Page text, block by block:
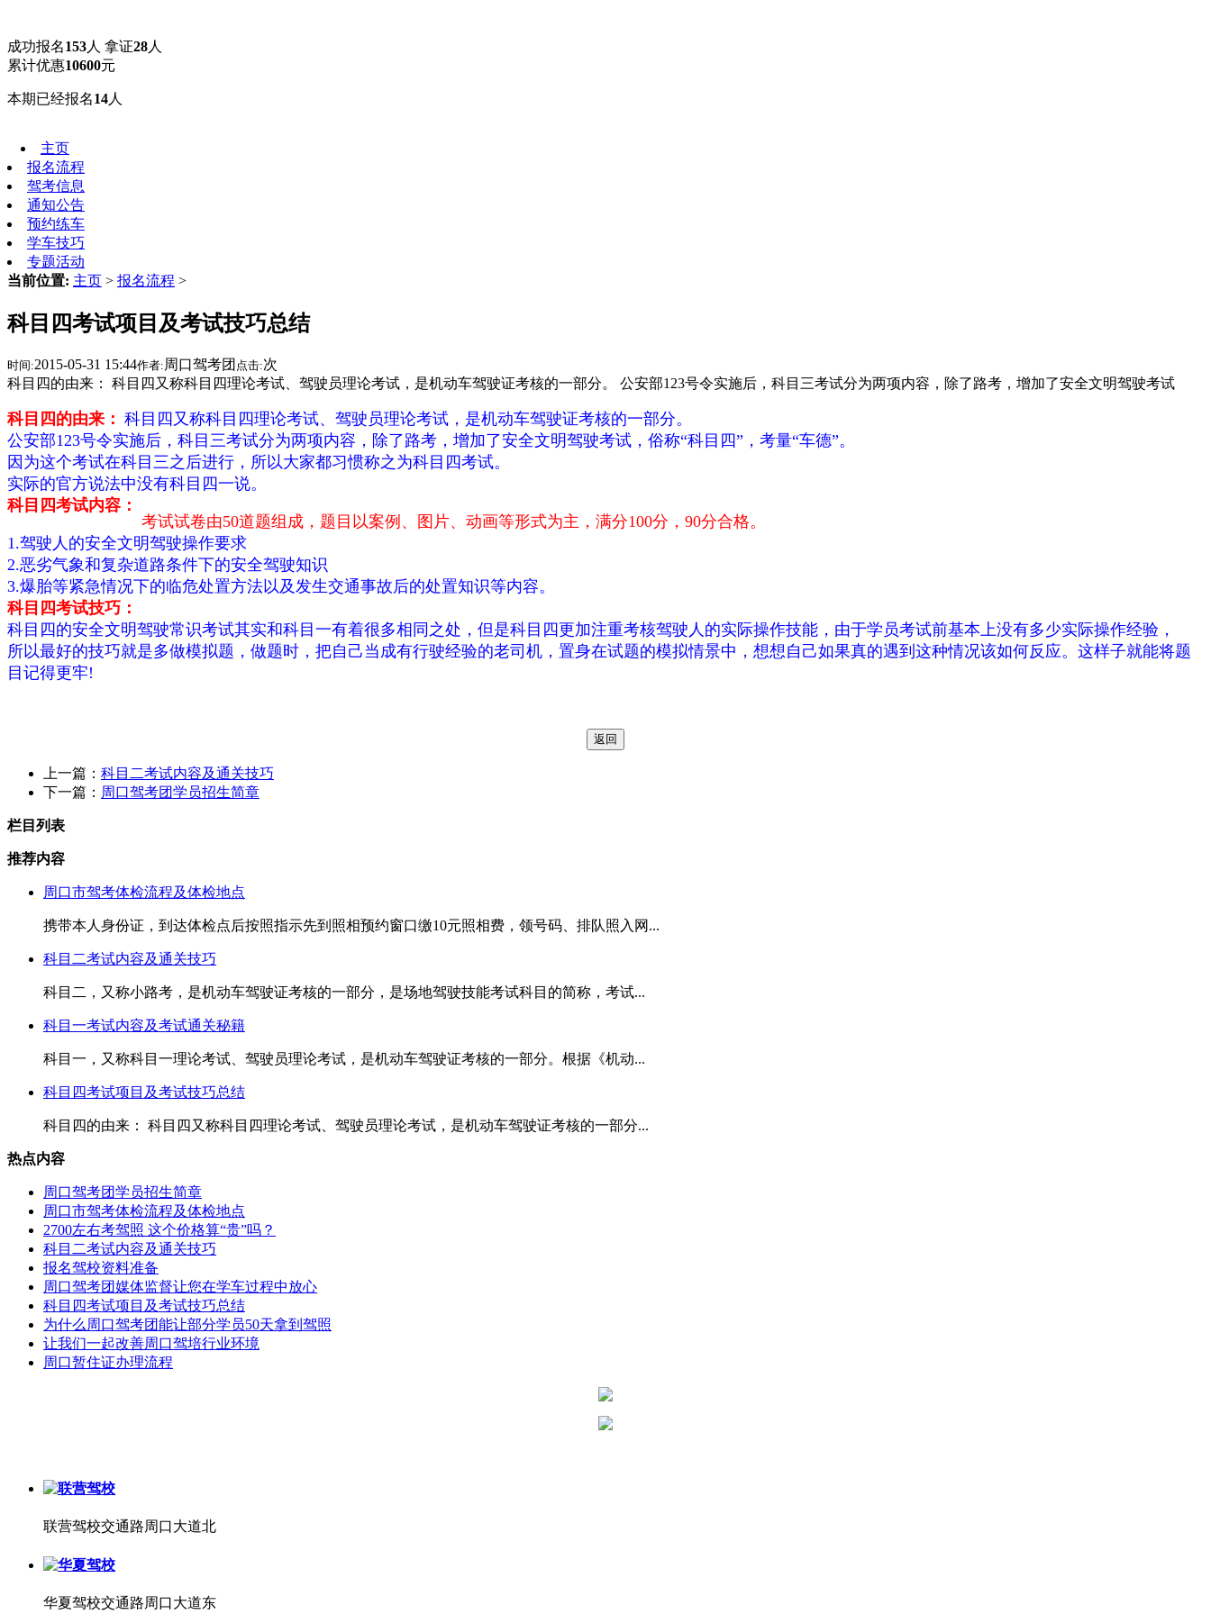
成功报名153人 拿证28人
累计优惠10600元
本期已经报名14人
主页
报名流程
驾考信息
通知公告
预约练车
学车技巧
专题活动
当前位置: 主页 > 报名流程 >
科目四考试项目及考试技巧总结
时间:2015-05-31 15:44作者: 周口驾考团 点击:次
科目四的由来： 科目四又称科目四理论考试、驾驶员理论考试，是机动车驾驶证考核的一部分。 公安部123号令实施后，科目三考试分为两项内容，除了路考，增加了安全文明驾驶考试
科目四的由来： 科目四又称科目四理论考试、驾驶员理论考试，是机动车驾驶证考核的一部分。
公安部123号令实施后，科目三考试分为两项内容，除了路考，增加了安全文明驾驶考试，俗称“科目四”，考量“车德”。
因为这个考试在科目三之后进行，所以大家都习惯称之为科目四考试。
实际的官方说法中没有科目四一说。
科目四考试内容：
考试试卷由50道题组成，题目以案例、图片、动画等形式为主，满分100分，90分合格。
1.驾驶人的安全文明驾驶操作要求
2.恶劣气象和复杂道路条件下的安全驾驶知识
3.爆胎等紧急情况下的临危处置方法以及发生交通事故后的处置知识等内容。
科目四考试技巧：
科目四的安全文明驾驶常识考试其实和科目一有着很多相同之处，但是科目四更加注重考核驾驶人的实际操作技能，由于学员考试前基本上没有多少实际操作经验，
所以最好的技巧就是多做模拟题，做题时，把自己当成有行驶经验的老司机，置身在试题的模拟情景中，想想自己如果真的遇到这种情况该如何反应。这样子就能将题
目记得更牢!
上一篇： 科目二考试内容及通关技巧
下一篇： 周口驾考团学员招生简章
栏目列表
推荐内容
周口市驾考体检流程及体检地点
携带本人身份证，到达体检点后按照指示先到照相预约窗口缴10元照相费，领号码、排队照入网...
科目二考试内容及通关技巧
科目二，又称小路考，是机动车驾驶证考核的一部分，是场地驾驶技能考试科目的简称，考试...
科目一考试内容及考试通关秘籍
科目一，又称科目一理论考试、驾驶员理论考试，是机动车驾驶证考核的一部分。根据《机动...
科目四考试项目及考试技巧总结
科目四的由来： 科目四又称科目四理论考试、驾驶员理论考试，是机动车驾驶证考核的一部分...
热点内容
周口驾考团学员招生简章
周口市驾考体检流程及体检地点
2700左右考驾照 这个价格算“贵”吗？
科目二考试内容及通关技巧
报名驾校资料准备
周口驾考团媒体监督让您在学车过程中放心
科目四考试项目及考试技巧总结
为什么周口驾考团能让部分学员50天拿到驾照
让我们一起改善周口驾培行业环境
周口暂住证办理流程
联营驾校交通路周口大道北
华夏驾校交通路周口大道东